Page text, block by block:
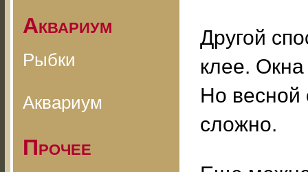
Аквариум
Рыбки
Аквариум
Прочее
Другой
клее.
Но весной
сложно.